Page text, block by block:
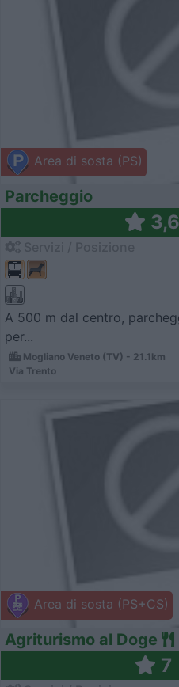
Area di sosta (PS)
Parcheggio
3,6
A 500 m dal centro,
per...
Mogliano Veneto (TV) - 21.1km
Via Trento
Area di sosta (PS+CS)
Agriturismo al Doge
7